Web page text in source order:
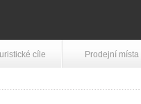
cíle Prodejní místa